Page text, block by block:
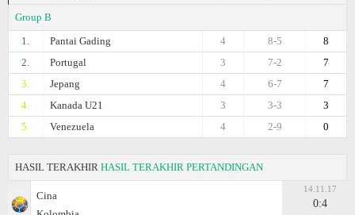
Group B
1.
Pantai Gading 8
8-5
4
2.
Portugal 7
7-2
3
3.
Jepang 7
6-7
4
4.
Kanada U21 3
3-3
3
5.
Venezuela 0
2-9
4
HASIL TERAKHIR HASIL TERAKHIR PERTANDINGAN
Cina
14.11.17
0:4